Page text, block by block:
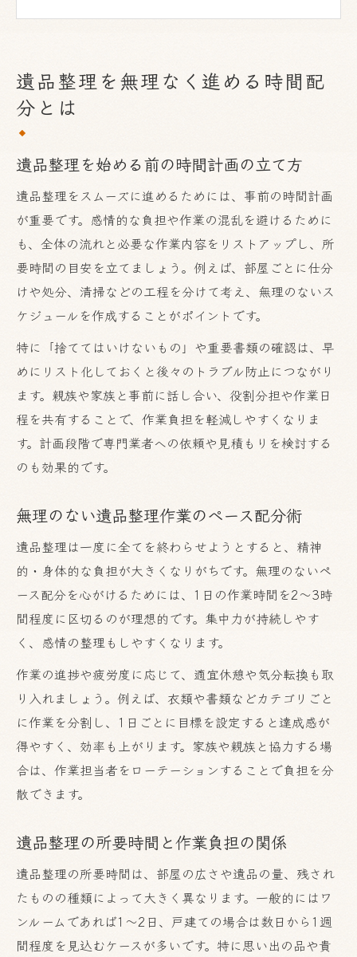
整理
遺品整理のためのスケジュール作成手順
家事・仕事と両立できる遺品整理計画例
効率的な遺品整理のスケジュール分割方法
遺品整理の進み具合を見える化するコツ
家事や仕事と両立する遺品整理の進め方
遺品整理と日常生活のバランスを取る秘訣
家事・仕事と両立できる遺品整理の工夫
短時間で進める遺品整理タスクの分け方
家族で役割分担する遺品整理の方法
感情の整理も考慮した遺品整理計画の極意
感情的負担を軽減する遺品整理の進め方
思い出と向き合うための遺品整理時間管理
気持ちの切り替えに役立つ作業時間の目安
心の整理を促す遺品整理スケジュール例
捨ててはいけないものを守る整理術と時間管理
遺品整理で捨ててはいけない物の見極め方
重要書類や貴重品を見落とさない仕分け術
間違えて処分しないための事前チェック法
捨ててはいけないもの管理と時間配分のコ
ツ
親族と共有できる遺品整理のスケジュール設定
法
術
家族間で共有する遺品整理の予定管理方法
遠方の親族とも進めやすい時間の調整術
担当分けで効率化する遺品整理スケジュー
ル
遺品整理を無理なく進める時間配
分とは
遺品整理を始める前の時間計画の立て方
遺品整理をスムーズに進めるためには、事前の時間計画
が重要です。感情的な負担や作業の混乱を避けるために
も、全体の流れと必要な作業内容をリストアップし、所
要時間の目安を立てましょう。例えば、部屋ごとに仕分
けや処分、清掃などの工程を分けて考え、無理のないス
ケジュールを作成することがポイントです。
特に「捨ててはいけないもの」や重要書類の確認は、早
めにリスト化しておくと後々のトラブル防止につながり
ます。親族や家族と事前に話し合い、役割分担や作業日
程を共有することで、作業負担を軽減しやすくなりま
す。計画段階で専門業者への依頼や見積もりを検討する
のも効果的です。
無理のない遺品整理作業のペース配分術
遺品整理は一度に全てを終わらせようとすると、精神
的・身体的な負担が大きくなりがちです。無理のないペ
ース配分を心がけるためには、1日の作業時間を2〜3時
間程度に区切るのが理想的です。集中力が持続しやす
く、感情の整理もしやすくなります。
作業の進捗や疲労度に応じて、適宜休憩や気分転換も取
り入れましょう。例えば、衣類や書類などカテゴリごと
に作業を分割し、1日ごとに目標を設定すると達成感が
得やすく、効率も上がります。家族や親族と協力する場
合は、作業担当者をローテーションすることで負担を分
散できます。
遺品整理の所要時間と作業負担の関係
遺品整理の所要時間は、部屋の広さや遺品の量、残され
たものの種類によって大きく異なります。一般的にはワ
ンルームであれば1〜2日、戸建ての場合は数日から1週
間程度を見込むケースが多いです。特に思い出の品や貴